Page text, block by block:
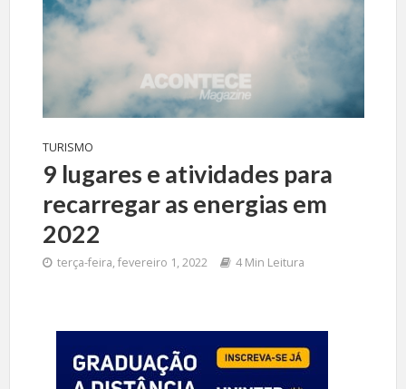
TURISMO
9 lugares e atividades para
recarregar as energias em
2022
terça-feira, fevereiro 1, 2022 4 Min Leitura